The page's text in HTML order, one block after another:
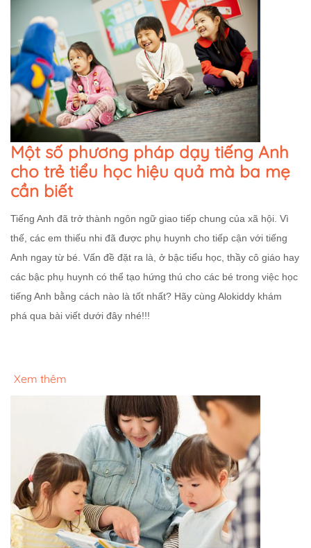
Một số phương pháp dạy tiếng Anh
cho trẻ tiểu học hiệu quả mà ba mẹ
cần biết
Tiếng Anh đã trở thành ngôn ngữ giao tiếp chung của xã hội. Vì
thế, các em thiếu nhi đã được phụ huynh cho tiếp cận với tiếng
Anh ngay từ bé. Vấn đề đặt ra là, ở bậc tiểu học, thầy cô giáo hay
các bậc phụ huynh có thể tạo hứng thú cho các bé trong việc học
tiếng Anh bằng cách nào là tốt nhất? Hãy cùng Alokiddy khám
phá qua bài viết dưới đây nhé!!!
Xem thêm